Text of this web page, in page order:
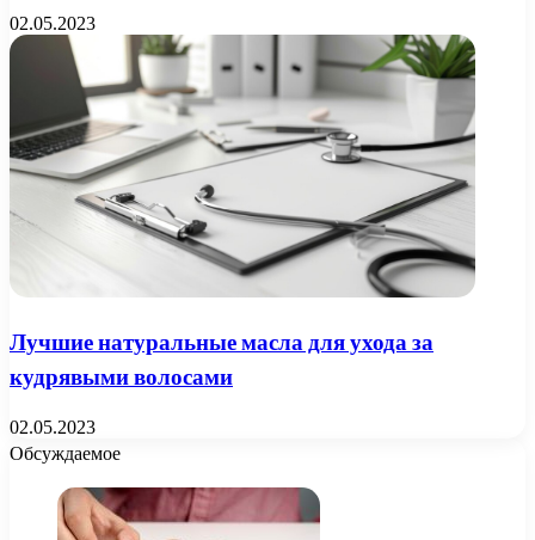
02.05.2023
Лучшие натуральные масла для ухода за
кудрявыми волосами
02.05.2023
Обсуждаемое